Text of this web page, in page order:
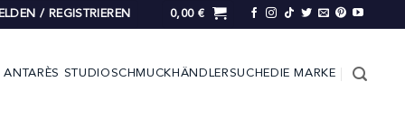
/ REGISTRIEREN 0,00 €
ANTARÈS STUDIOSCHMUCK HÄNDLERSUCHE DIE MARKE